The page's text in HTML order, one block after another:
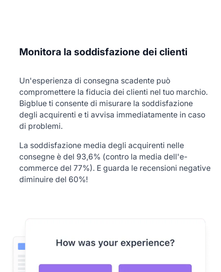
Monitora la soddisfazione dei clienti
Un'esperienza di consegna scadente può
compromettere la fiducia dei clienti nel tuo marchio.
Bigblue ti consente di misurare la soddisfazione
degli acquirenti e ti avvisa immediatamente in caso
di problemi.
La soddisfazione media degli acquirenti nelle
consegne è del 93,6% (contro la media dell'e-
commerce del 77%). E guarda le recensioni negative
diminuire del 60%!